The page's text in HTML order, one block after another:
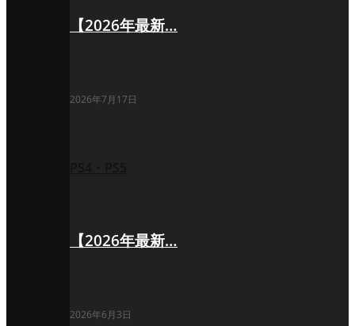
【2026年最新…
2026年7月17日
【2026年最新…
2026年6月3日